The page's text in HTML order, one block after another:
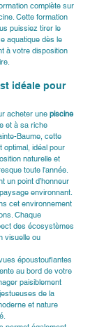
complète sur
Cette formation
puissiez tirer le
aquatique dès le
à votre disposition
idéale pour
acheter une piscine
et à sa riche
Baume, cette
optimal, idéal pour
naturelle et
toute l'année.
un point d’honneur
environnant.
cet environnement
Chaque
des écosystèmes
visuelle ou
époustouflantes
au bord de votre
paisiblement
de la
et nature